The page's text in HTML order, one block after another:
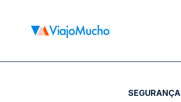
SEGURANÇA